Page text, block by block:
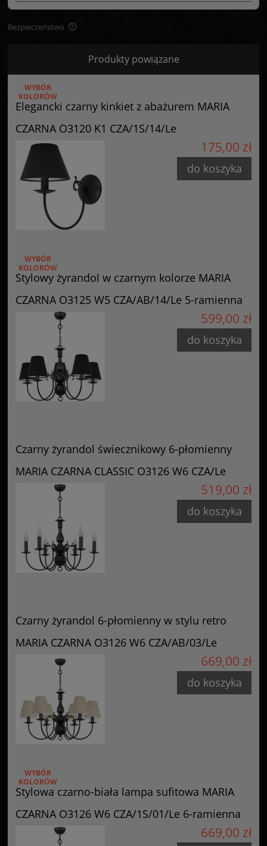
Bezpieczeństwo
Certyfikaty i ostrzeżenie bezpieczeństwa
Posiada oznaczenie CE (zgodność z normami UE).
Starzyńskiego 6
42-224 Częstochowa, Polska
info@goldsun-lampy.pl
Produkty powiązane
Elegancki czarny kinkiet z abażurem MARIA
CZARNA O3120 K1 CZA/1S/14/Le
WYBÓR
KOLORÓW
175,00 zł
do koszyka
Stylowy żyrandol w czarnym kolorze MARIA
CZARNA O3125 W5 CZA/AB/14/Le 5-ramienna
WYBÓR
KOLORÓW
599,00 zł
do koszyka
Czarny żyrandol świecznikowy 6-płomienny
MARIA CZARNA CLASSIC O3126 W6 CZA/Le
519,00 zł
do koszyka
Czarny żyrandol 6-płomienny w stylu retro
MARIA CZARNA O3126 W6 CZA/AB/03/Le
669,00 zł
do koszyka
Stylowa czarno-biała lampa sufitowa MARIA
CZARNA O3126 W6 CZA/1S/01/Le 6-ramienna
WYBÓR
KOLORÓW
669,00 zł